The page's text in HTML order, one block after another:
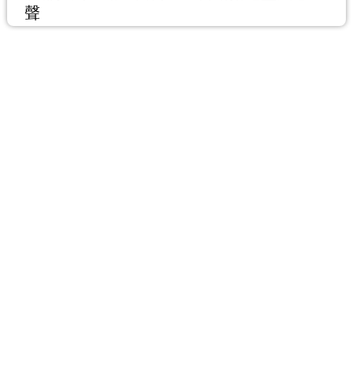
聲